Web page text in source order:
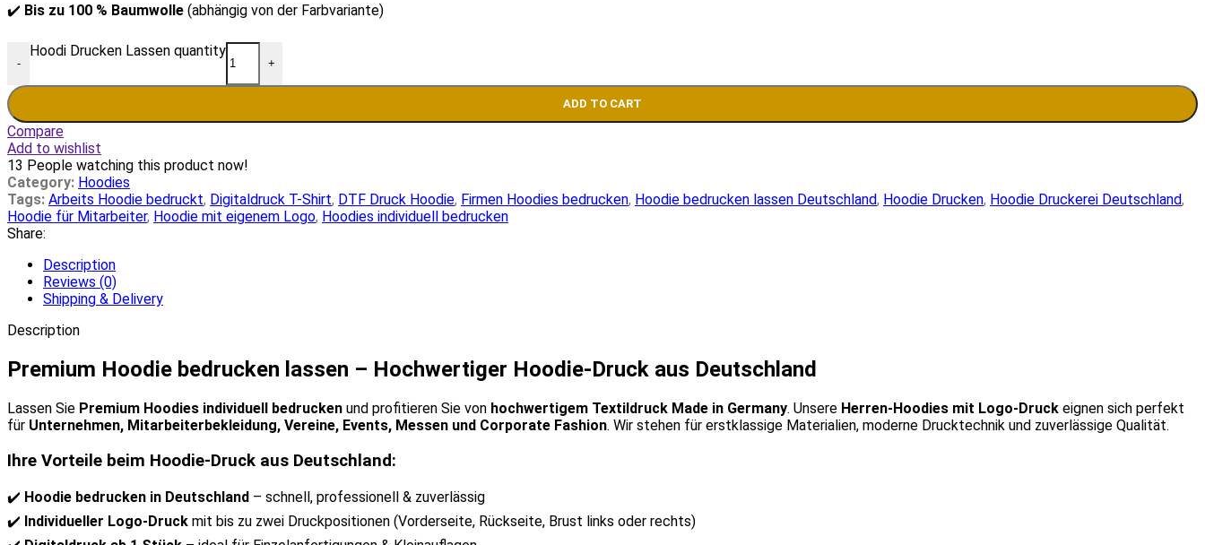
✔️ Bis zu 100 % Baumwolle (abhängig von der Farbvariante)
-
Hoodi Drucken Lassen quantity
+
ADD TO CART
Compare
Add to wishlist
13 People watching this product now!
Category: Hoodies
Tags: Arbeits Hoodie bedruckt, Digitaldruck T-Shirt, DTF Druck Hoodie, Firmen Hoodies bedrucken, Hoodie bedrucken lassen Deutschland, Hoodie Drucken, Hoodie Druckerei Deutschland,
Hoodie für Mitarbeiter, Hoodie mit eigenem Logo, Hoodies individuell bedrucken
Share:
Description
Reviews (0)
Shipping & Delivery
Description
Premium Hoodie bedrucken lassen – Hochwertiger Hoodie-Druck aus Deutschland
Lassen Sie Premium Hoodies individuell bedrucken und profitieren Sie von hochwertigem Textildruck Made in Germany. Unsere Herren-Hoodies mit Logo-Druck eignen sich perfekt
für Unternehmen, Mitarbeiterbekleidung, Vereine, Events, Messen und Corporate Fashion. Wir stehen für erstklassige Materialien, moderne Drucktechnik und zuverlässige Qualität.
Ihre Vorteile beim Hoodie-Druck aus Deutschland:
✔️ Hoodie bedrucken in Deutschland – schnell, professionell & zuverlässig
✔️ Individueller Logo-Druck mit bis zu zwei Druckpositionen (Vorderseite, Rückseite, Brust links oder rechts)